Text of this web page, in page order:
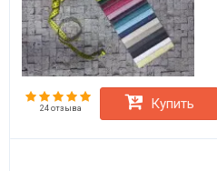
24 отзыва Купить